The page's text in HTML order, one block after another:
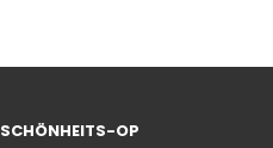
SCHÖNHEITS-OP